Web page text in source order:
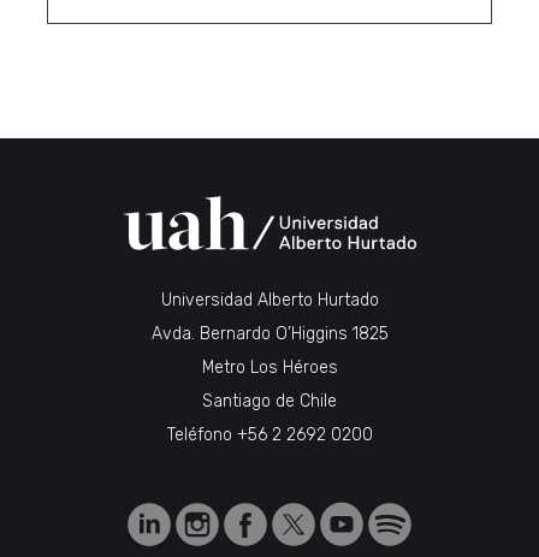
Universidad Alberto Hurtado
Avda. Bernardo O’Higgins 1825
Metro Los Héroes
Santiago de Chile
Teléfono +56 2 2692 0200